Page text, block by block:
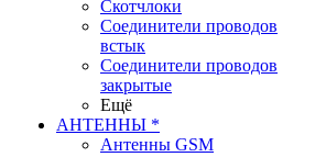
Скотчлоки
Соединители проводов
встык
Соединители проводов
закрытые
Ещё
АНТЕННЫ *
Антенны GSM